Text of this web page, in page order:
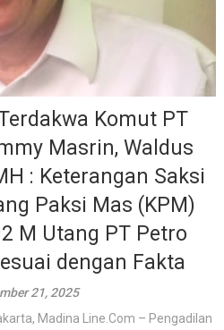
Komut PT
Masrin, Waldus
: Keterangan Saksi
Paksi Mas (KPM)
M Utang PT Petro
dengan Fakta
21, 2025
Madina Line.Com – Pengadilan